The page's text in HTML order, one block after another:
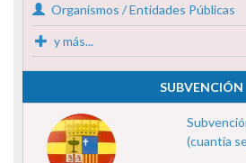
Organismos / Entidades Públicas
y más...
SUBVENCIÓN
(cuantía